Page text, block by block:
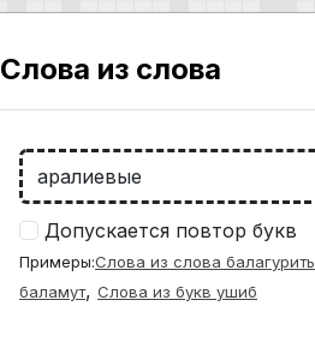
Слова из слова
Допускается повтор букв
Примеры:Слова из слова балагурить
баламут, Слова из букв ушиб